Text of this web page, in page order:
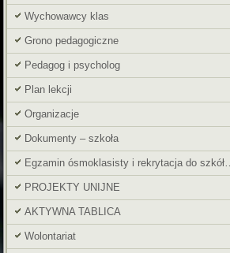
Wychowawcy klas
Grono pedagogiczne
Pedagog i psycholog
Plan lekcji
Organizacje
Dokumenty – szkoła
Egzamin ósmoklasisty i rekrytacja do szkół…
PROJEKTY UNIJNE
AKTYWNA TABLICA
Wolontariat